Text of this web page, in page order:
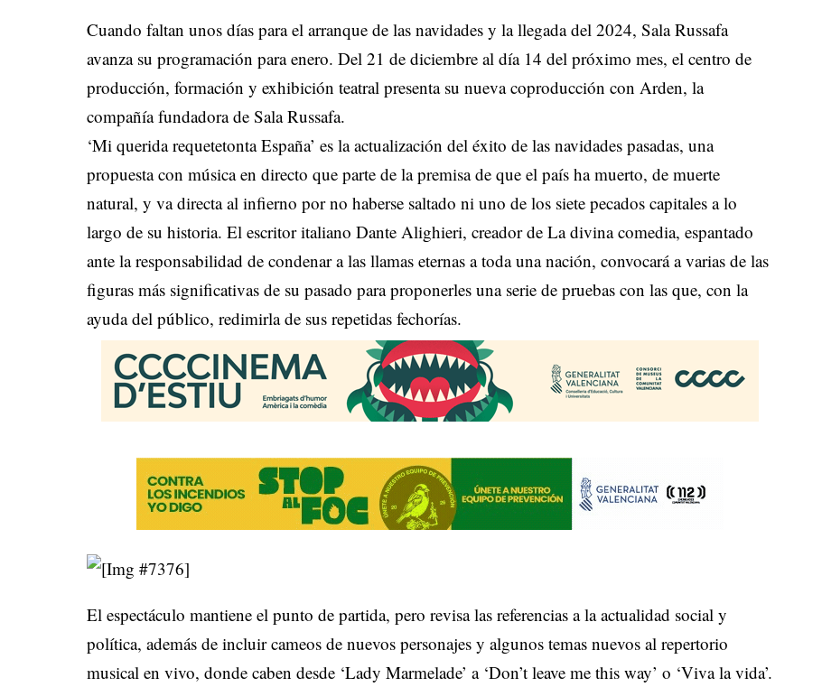
Cuando faltan unos días para el arranque de las navidades y la llegada del 2024, Sala Russafa
avanza su programación para enero. Del 21 de diciembre al día 14 del próximo mes, el centro de
producción, formación y exhibición teatral presenta su nueva coproducción con Arden, la
compañía fundadora de Sala Russafa.
‘Mi querida requetetonta España’ es la actualización del éxito de las navidades pasadas, una
propuesta con música en directo que parte de la premisa de que el país ha muerto, de muerte
natural, y va directa al infierno por no haberse saltado ni uno de los siete pecados capitales a lo
largo de su historia. El escritor italiano Dante Alighieri, creador de La divina comedia, espantado
ante la responsabilidad de condenar a las llamas eternas a toda una nación, convocará a varias de las
figuras más significativas de su pasado para proponerles una serie de pruebas con las que, con la
ayuda del público, redimirla de sus repetidas fechorías.
El espectáculo mantiene el punto de partida, pero revisa las referencias a la actualidad social y
política, además de incluir cameos de nuevos personajes y algunos temas nuevos al repertorio
musical en vivo, donde caben desde ‘Lady Marmelade’ a ‘Don’t leave me this way’ o ‘Viva la vida’.